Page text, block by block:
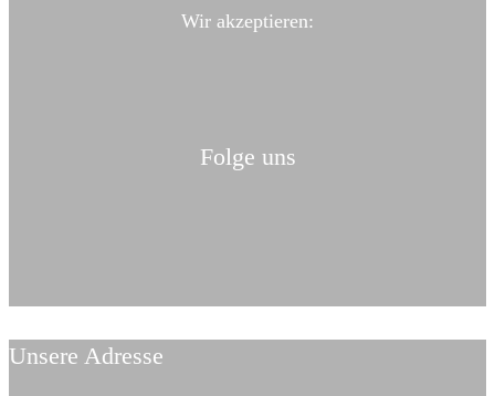
Wir akzeptieren:
Folge uns
Unsere Adresse